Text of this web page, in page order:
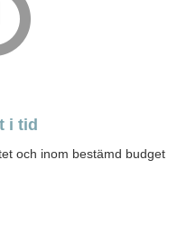
i tid
och inom bestämd budget